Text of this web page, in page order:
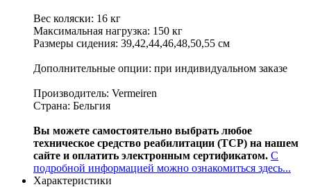
Вес коляски: 16 кг
Максимальная нагрузка: 150 кг
Размеры сидения: 39,42,44,46,48,50,55 см
Дополнительные опции: при индивидуальном заказе
Производитель: Vermeiren
Страна: Бельгия
Вы можете самостоятельно выбрать любое
техническое средство реабилитации (ТСР) на нашем
сайте и оплатить электронным сертификатом. С
подробной информацией можно ознакомиться здесь...
Характеристики